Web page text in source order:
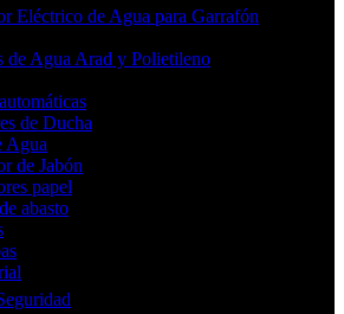
Eléctrico de Agua para Garrafón
de Agua Arad y Polietileno
de Ducha
Agua
de Jabón
papel
abasto